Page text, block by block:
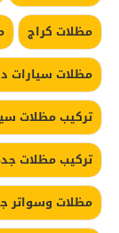
مظلات كراج
مظلات سيارات
تركيب مظلات
تركيب مظلات
مظلات وسواتر